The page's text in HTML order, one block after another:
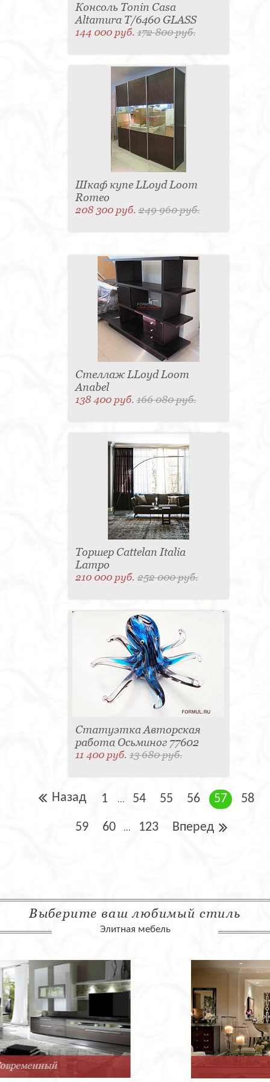
Консоль Tonin Casa
Altamura T/6460 GLASS
144 000 руб.172 800 руб.
Шкаф купе LLoyd Loom
Romeo
208 300 руб.249 960 руб.
Стеллаж LLoyd Loom
Anabel
138 400 руб.166 080 руб.
Торшер Cattelan Italia
Lampo
210 000 руб.252 000 руб.
Статуэтка Авторская
работа Осьминог 77602
11 400 руб.13 680 руб.
Назад 1 ... 54 55 56 57 58
59 60 ... 123 Вперед
Выберите ваш любимый стиль
Элитная мебель